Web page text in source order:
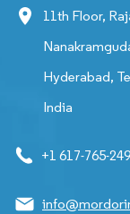
11th Floor,
Hyderabad,
India
+1 617-765-